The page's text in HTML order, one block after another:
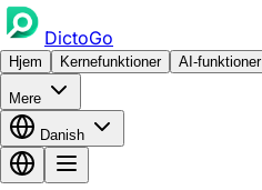
DictoGo
Hjem Kernefunktioner AI-funktioner
Mere
Danish